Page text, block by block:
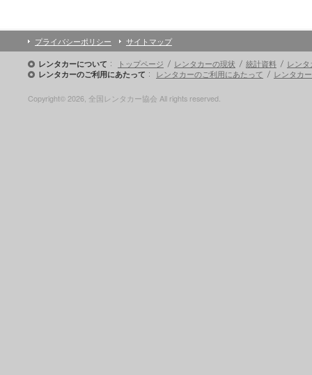
プライバシーポリシー サイトマップ
レンタカーについて トップページ レンタカーの現状 統計資料 レン
レンタカーのご利用にあたって レンタカーのご利用にあたって レンタカ
Copyright© 2026, 全国レンタカー協会 All rights reserved.